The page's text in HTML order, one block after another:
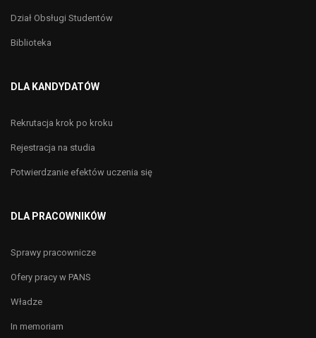
Dział Obsługi Studentów
Biblioteka
DLA KANDYDATÓW
Rekrutacja krok po kroku
Rejestracja na studia
Potwierdzanie efektów uczenia się
DLA PRACOWNIKÓW
Sprawy pracownicze
Ofery pracy w PANS
Władze
In memoriam